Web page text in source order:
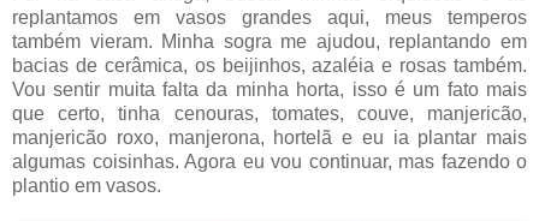
replantamos em vasos grandes aqui, meus temperos
também vieram. Minha sogra me ajudou, replantando em
bacias de cerâmica, os beijinhos, azaléia e rosas também.
Vou sentir muita falta da minha horta, isso é um fato mais
que certo, tinha cenouras, tomates, couve, manjericão,
manjericão roxo, manjerona, hortelã e eu ia plantar mais
algumas coisinhas. Agora eu vou continuar, mas fazendo o
plantio em vasos.